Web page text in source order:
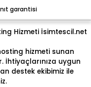
garantisi
Hizmeti İsimtescil.net
hizmeti sunan
İhtiyaçlarınıza uygun
destek ekibimiz ile